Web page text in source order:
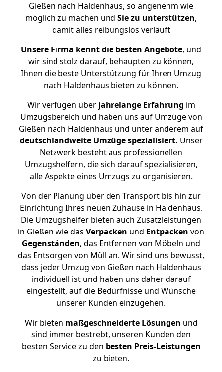
Gießen nach Haldenhaus, so angenehm wie
möglich zu machen und Sie zu unterstützen,
damit alles reibungslos verläuft
Unsere Firma kennt die besten Angebote, und
wir sind stolz darauf, behaupten zu können,
Ihnen die beste Unterstützung für Ihren Umzug
nach Haldenhaus bieten zu können.
Wir verfügen überjahrelange Erfahrung im
Umzugsbereich und haben uns auf Umzüge von
Gießen nach Haldenhaus und unter anderem auf
deutschlandweite Umzüge spezialisiert. Unser
Netzwerk besteht aus professionellen
Umzugshelfern, die sich darauf spezialisieren,
alle Aspekte eines Umzugs zu organisieren.
Von der Planung über den Transport bis hin zur
Einrichtung Ihres neuen Zuhause in Haldenhaus.
Die Umzugshelfer bieten auch Zusatzleistungen
in Gießen wie das Verpacken und Entpacken von
Gegenständen, das Entfernen von Möbeln und
das Entsorgen von Müll an. Wir sind uns bewusst,
dass jeder Umzug von Gießen nach Haldenhaus
individuell ist und haben uns daher darauf
eingestellt, auf die Bedürfnisse und Wünsche
unserer Kunden einzugehen.
Wir bieten maßgeschneiderte Lösungen und
sind immer bestrebt, unseren Kunden den
besten Service zu den besten Preis-Leistungen
zu bieten.